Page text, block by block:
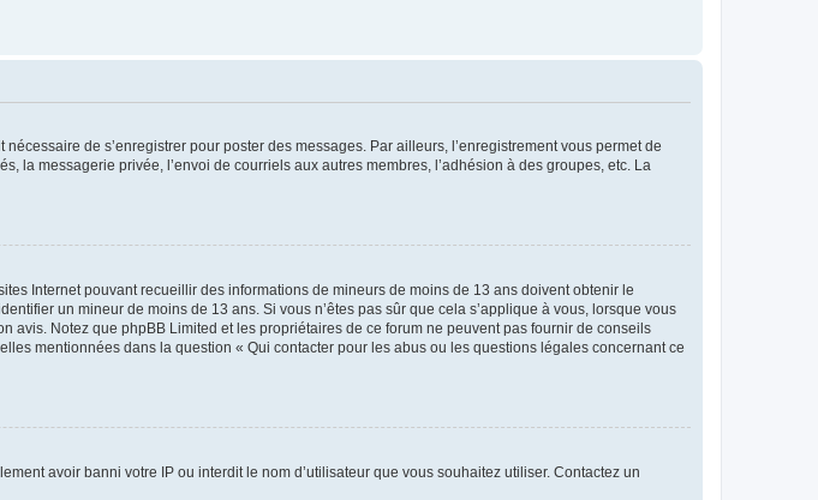
de s’enregistrer pour poster des messages. Par ailleurs, l’enregistrement vous permet de
messagerie privée, l’envoi de courriels aux autres membres, l’adhésion à des groupes, etc. La
Internet pouvant recueillir des informations de mineurs de moins de 13 ans doivent obtenir le
un mineur de moins de 13 ans. Si vous n’êtes pas sûr que cela s’applique à vous, lorsque vous
Notez que phpBB Limited et les propriétaires de ce forum ne peuvent pas fournir de conseils
mentionnées dans la question « Qui contacter pour les abus ou les questions légales concernant ce
avoir banni votre IP ou interdit le nom d’utilisateur que vous souhaitez utiliser. Contactez un